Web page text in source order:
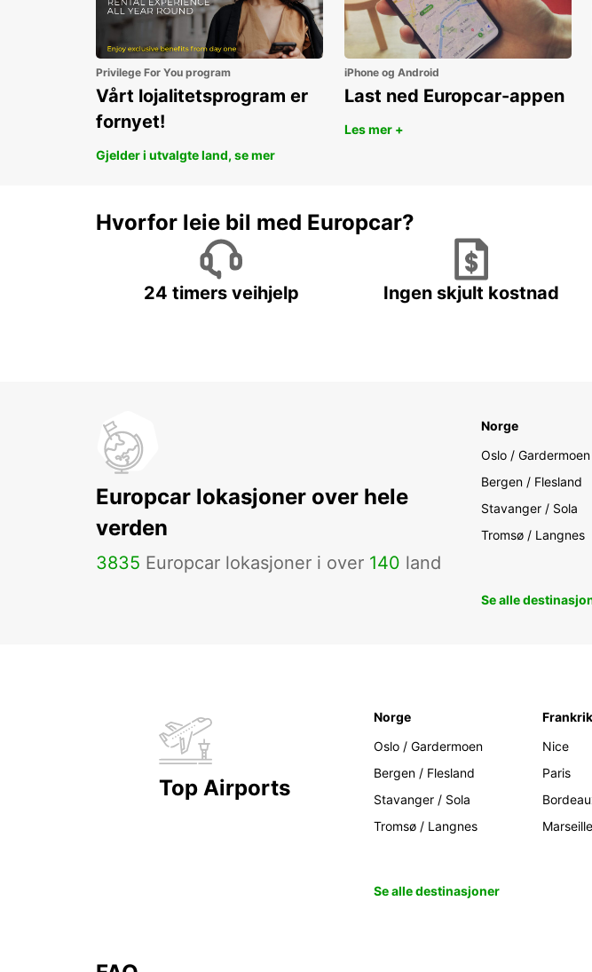
Privilege For You program
Vårt lojalitetsprogram er
fornyet!
Gjelder i utvalgte land, se mer
iPhone og Android
Last ned Europcar-appen
Les mer +
Hvorfor leie bil med Europcar?
24 timers veihjelp Ingen skjult kostnad
Europcar lokasjoner over hele
verden
3835 Europcar lokasjoner i over 140 land
Norge
Oslo / Gardermoen
Bergen / Flesland
Stavanger / Sola
Tromsø / Langnes
Se alle
Top Airports
Norge
Oslo / Gardermoen
Bergen / Flesland
Stavanger / Sola
Tromsø / Langnes
Nice
Paris
Marseille
Se alle destinasjoner